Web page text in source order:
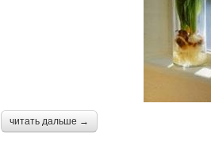
читать дальше →